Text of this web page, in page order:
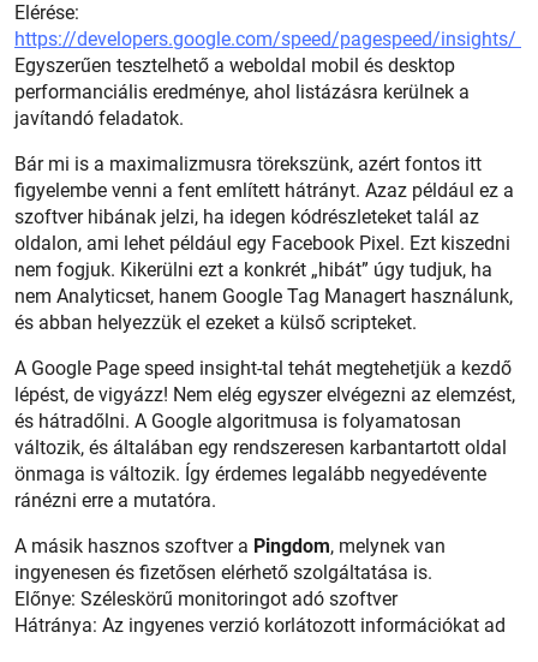
Elérése:
https://developers.google.com/speed/pagespeed/insights/
Egyszerűen tesztelhető a weboldal mobil és desktop
performanciális eredménye, ahol listázásra kerülnek a
javítandó feladatok.
Bár mi is a maximalizmusra törekszünk, azért fontos itt
figyelembe venni a fent említett hátrányt. Azaz például ez a
szoftver hibának jelzi, ha idegen kódrészleteket talál az
oldalon, ami lehet például egy Facebook Pixel. Ezt kiszedni
nem fogjuk. Kikerülni ezt a konkrét „hibát” úgy tudjuk, ha
nem Analyticset, hanem Google Tag Managert használunk,
és abban helyezzük el ezeket a külső scripteket.
A Google Page speed insight-tal tehát megtehetjük a kezdő
lépést, de vigyázz! Nem elég egyszer elvégezni az elemzést,
és hátradőlni. A Google algoritmusa is folyamatosan
változik, és általában egy rendszeresen karbantartott oldal
önmaga is változik. Így érdemes legalább negyedévente
ránézni erre a mutatóra.
A másik hasznos szoftver a Pingdom, melynek van
ingyenesen és fizetősen elérhető szolgáltatása is.
Előnye: Széleskörű monitoringot adó szoftver
Hátránya: Az ingyenes verzió korlátozott információkat ad